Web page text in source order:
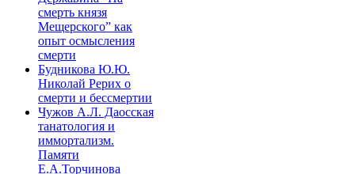
смерть князя
Мещерского” как
опыт осмысления
смерти
Будникова Ю.Ю.
Николай Рерих о
смерти и бессмертии
Чужов А.Л. Даосская
танатология и
иммортализм.
Памяти
Е.А.Торчинова